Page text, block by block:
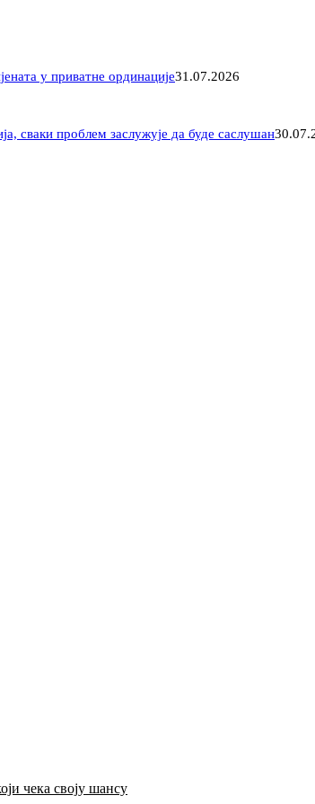
у приватне ординације31.07.2026
сваки проблем заслужује да буде саслушан
чека своју шансу